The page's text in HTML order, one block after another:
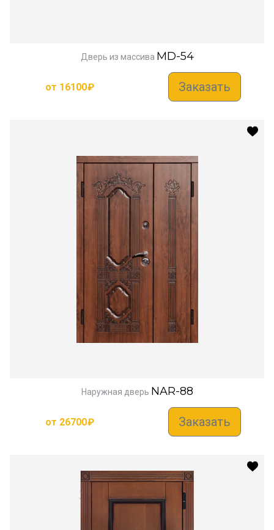
Дверь из массива MD-54
от 16100₽ Заказать
Наружная дверь NAR-88
от 26700₽ Заказать